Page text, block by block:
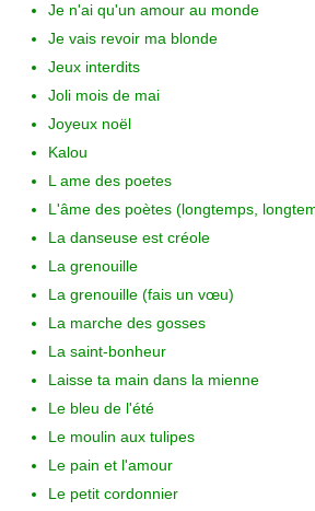
Je n'ai qu'un amour au monde
Je vais revoir ma blonde
Jeux interdits
Joli mois de mai
Joyeux noël
Kalou
L ame des poetes
L'âme des poètes (longtemps,
La danseuse est créole
La grenouille
La grenouille (fais un vœu)
La marche des gosses
La saint-bonheur
Laisse ta main dans la mienne
Le bleu de l'été
Le moulin aux tulipes
Le pain et l'amour
Le petit cordonnier